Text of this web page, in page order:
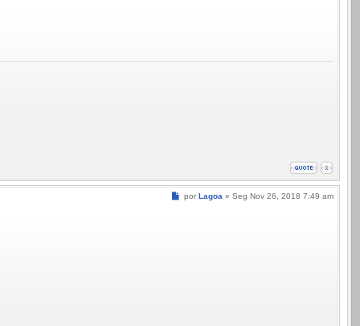
Mensagem
por Lagoa » Seg Nov 26, 2018 7:49 am